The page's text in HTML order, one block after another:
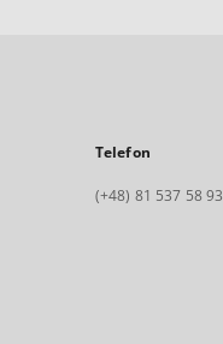
Telefon
(+48) 81 537 58 93